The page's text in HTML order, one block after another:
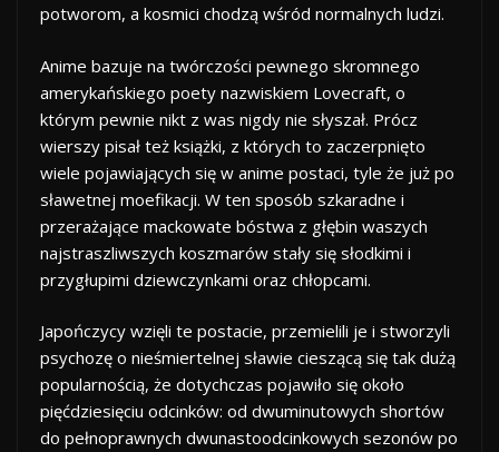
potworom, a kosmici chodzą wśród normalnych ludzi.
Anime bazuje na twórczości pewnego skromnego
amerykańskiego poety nazwiskiem Lovecraft, o
którym pewnie nikt z was nigdy nie słyszał. Prócz
wierszy pisał też książki, z których to zaczerpnięto
wiele pojawiających się w anime postaci, tyle że już po
sławetnej moefikacji. W ten sposób szkaradne i
przerażające mackowate bóstwa z głębin waszych
najstraszliwszych koszmarów stały się słodkimi i
przygłupimi dziewczynkami oraz chłopcami.
Japończycy wzięli te postacie, przemielili je i stworzyli
psychozę o nieśmiertelnej sławie cieszącą się tak dużą
popularnością, że dotychczas pojawiło się około
pięćdziesięciu odcinków: od dwuminutowych shortów
do pełnoprawnych dwunastoodcinkowych sezonów po